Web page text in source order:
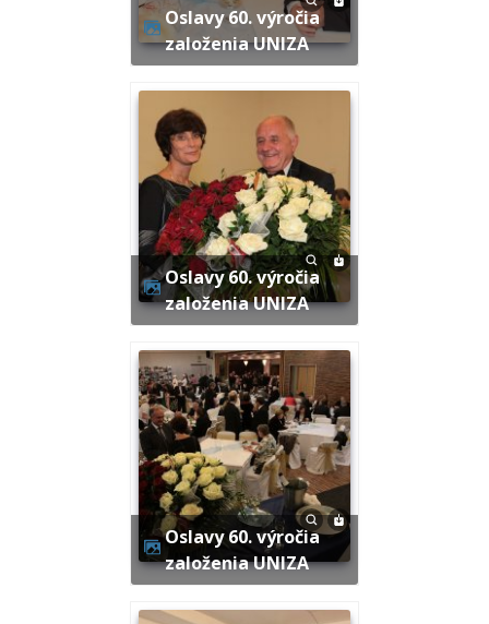
Oslavy 60. výročia
založenia UNIZA
Oslavy 60. výročia
založenia UNIZA
Oslavy 60. výročia
založenia UNIZA